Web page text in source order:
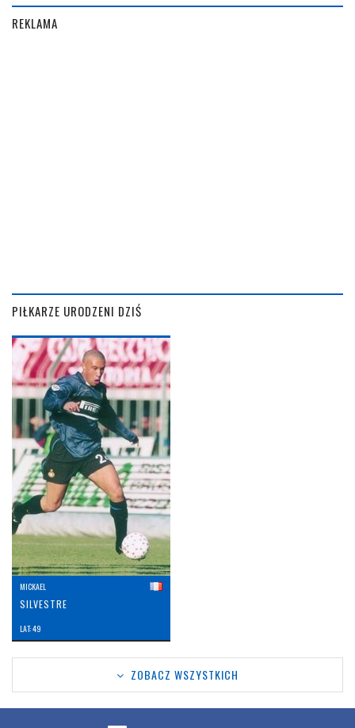
REKLAMA
PIŁKARZE URODZENI DZIŚ
MICKAEL
SILVESTRE
LAT: 49
ZOBACZ WSZYSTKICH